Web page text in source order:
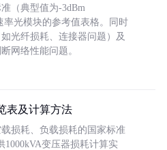
（典型值为-3dBm
率光模块的参考值表格。同时
光纤损耗、连接器问题）及
网络性能问题。
表及计算方法
损耗、负载损耗的国家标准
1000kVA变压器损耗计算实